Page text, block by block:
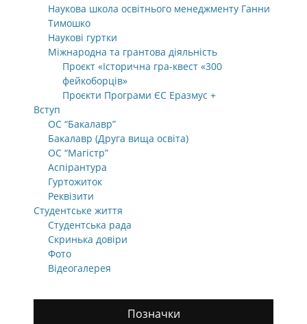
Наукова школа освітнього менеджменту Ганни
Тимошко
Наукові гуртки
Міжнародна та грантова діяльність
Проєкт «Історична гра-квест «300
фейкоборців»
Проєкти Програми ЄС Еразмус +
Вступ
ОС “Бакалавр”
Бакалавр (Друга вища освіта)
ОС “Магістр”
Аспірантура
Гуртожиток
Реквізити
Студентське життя
Студентська рада
Скринька довіри
Фото
Відеогалерея
Позначки